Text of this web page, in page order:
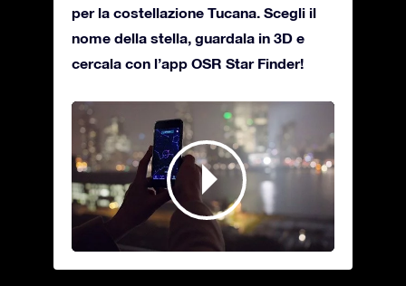
per la costellazione Tucana. Scegli il
nome della stella, guardala in 3D e
cercala con l’app OSR Star Finder!